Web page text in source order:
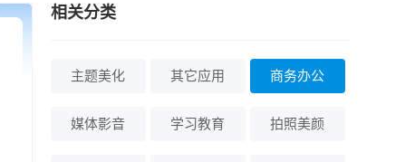
相关分类
主题美化 其它应用 商务办公
媒体影音 学习教育 拍照美颜